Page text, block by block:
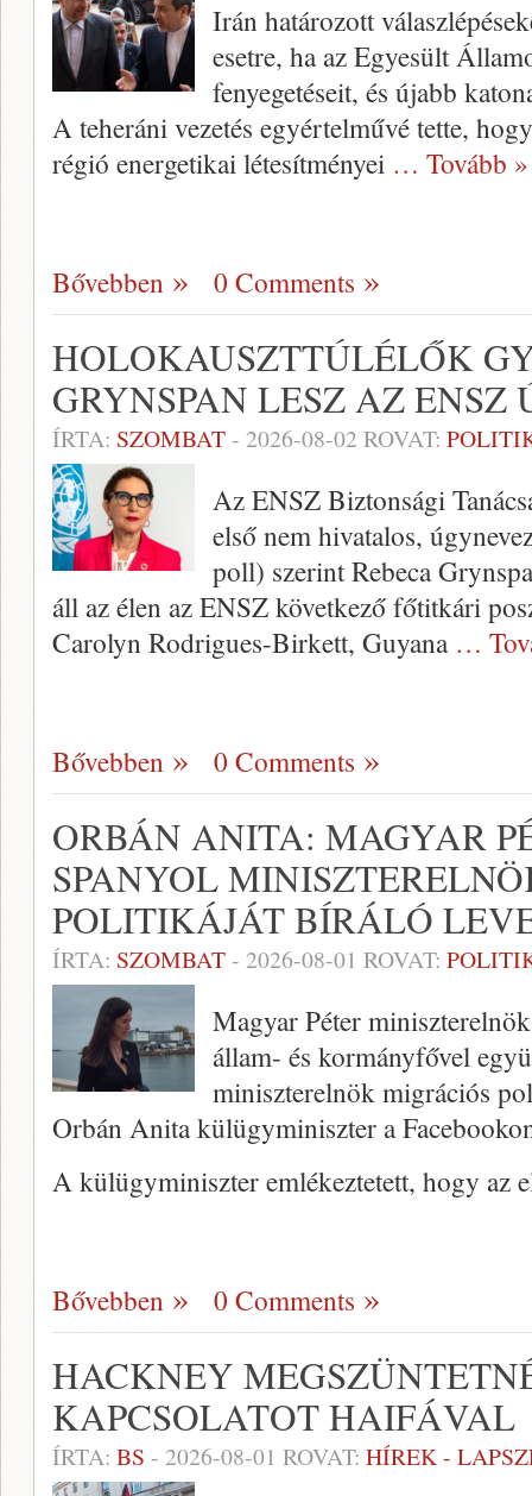
Irán határozott
esetre, ha az Egyesült
fenyegetéseit, és újabb
A teheráni vezetés egyértelművé tette,
régió energetikai létesítményei … Tovább »
Bővebben 0 Comments
HOLOKAUSZTTÚLÉLŐK
GRYNSPAN LESZ AZ ENSZ
ÍRTA: SZOMBAT- 2026-08-02 ROVAT:
Az ENSZ Biztonsági
első nem hivatalos,
poll) szerint Rebeca
áll az élen az ENSZ következő főtitkári
Carolyn Rodrigues-Birkett, Guyana …
Bővebben 0 Comments
ORBÁN ANITA: MAGYAR
SPANYOL
POLITIKÁJÁT BÍRÁLÓ
ÍRTA: SZOMBAT- 2026-08-01 ROVAT:
Magyar Péter
állam- és kormányfővel
miniszterelnök migrációs
Orbán Anita külügyminiszter a
A külügyminiszter emlékeztetett, hogy az
Bővebben 0 Comments
HACKNEY
KAPCSOLATOT HAIFÁVAL
ÍRTA: BS - 2026-08-01 ROVAT: HÍREK -